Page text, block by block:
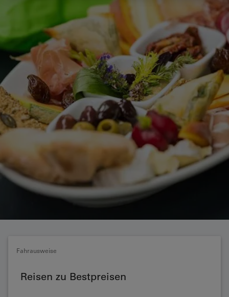
FILTER ZURÜCKSETZEN ANWENDEN
Webshop
FILTER ZURÜCKSETZEN ANWENDEN
Fahrausweise
Reisen zu Bestpreisen